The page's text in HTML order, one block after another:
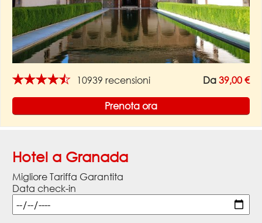
★★★★★ 10939 recensioni Da 39,00 €
Prenota ora
Hotel a Granada
Migliore Tariffa Garantita
Data check-in